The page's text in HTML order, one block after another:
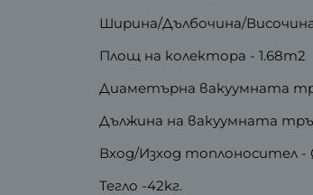
Ширина/Дълбочина/Височина
Площ на колектора - 1.68m2
Диаметърна вакуумната
Дължина на вакуумната
Вход/Изход топлоносител -
Тегло -42kг.